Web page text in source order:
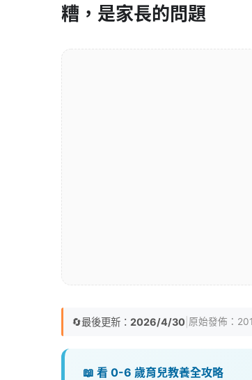
糟，是家長的問題
🔄最後更新： 2026/4/30 原始發佈：
📖 看 0-6 歲育兒教養全攻略